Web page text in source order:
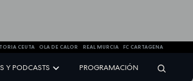
CEUTA OLA DE CALOR REAL MURCIA FC CARTAGENA
Y PODCASTS PROGRAMACIÓN